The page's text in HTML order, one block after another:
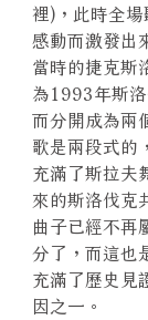
裡)，此時全
感動而激發出
當時的捷克斯
為1993年斯
而分開成為兩
歌是兩段式的
充滿了斯拉夫
來的斯洛伐克
曲子已經不再
分了，而這也
充滿了歷史見
因之一。